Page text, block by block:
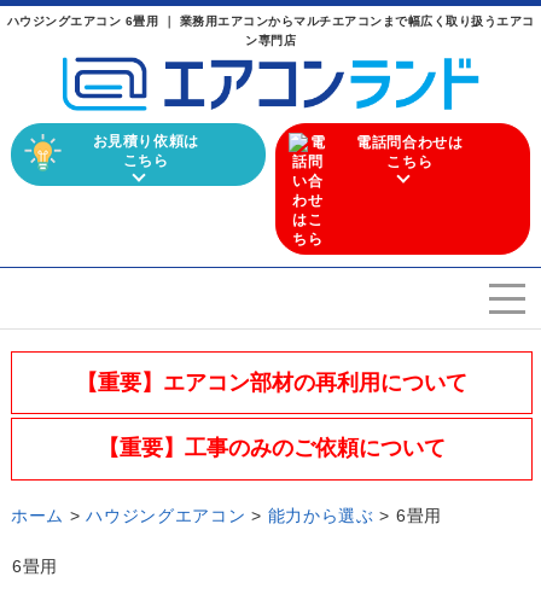
ハウジングエアコン 6畳用 ｜ 業務用エアコンからマルチエアコンまで幅広く取り扱うエアコ
ン専門店
お見積り依頼は
こちら
電話問合わせは
こちら
エアコンを選ぶ
Airconditioner search
店舗案内
施工実績
【重要】エアコン部材の再利用について
【重要】工事のみのご依頼について
ホーム >ハウジングエアコン > 能力から選ぶ > 6畳用
6畳用